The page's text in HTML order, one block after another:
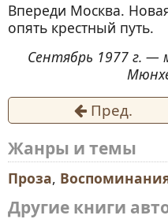
Впереди Москва.
опять крестный путь.
Сентябрь 1977 г. —
Пред.
Жанры и темы
Проза,
Другие книги